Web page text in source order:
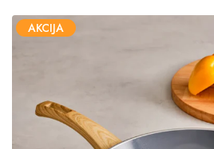
AKCIJA